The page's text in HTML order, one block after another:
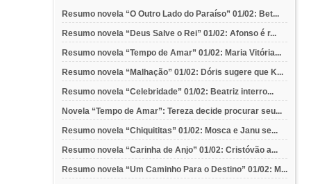
Resumo novela “O Outro Lado do Paraíso” 01/02: Bet...
Resumo novela “Deus Salve o Rei” 01/02: Afonso é r...
Resumo novela “Tempo de Amar” 01/02: Maria Vitória...
Resumo novela “Malhação” 01/02: Dóris sugere que K...
Resumo novela “Celebridade” 01/02: Beatriz interro...
Novela “Tempo de Amar”: Tereza decide procurar seu...
Resumo novela “Chiquititas” 01/02: Mosca e Janu se...
Resumo novela “Carinha de Anjo” 01/02: Cristóvão a...
Resumo novela “Um Caminho Para o Destino” 01/02: M...